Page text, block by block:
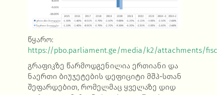
წყარო:
https://pbo.parliament.ge/media/k2/attachments/
გრაფიკზე წარმოდგენილია ერთიანი და
ნაერთი ბიუჯეტების დეფიციტი მშპ-სთან
შეფარდებით, რომელმაც ყველაზე დიდ